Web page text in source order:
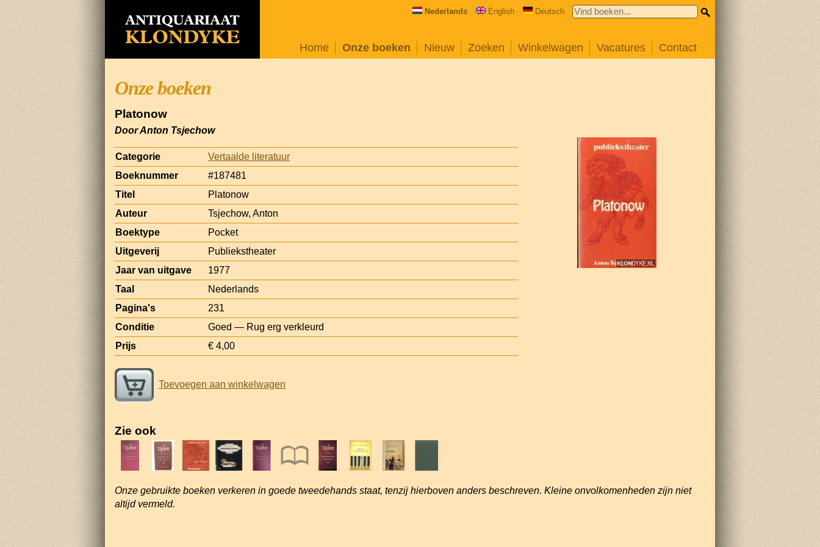
Nederlands English Deutsch
Home Onze boeken Nieuw Zoeken Winkelwagen Vacatures Contact
Onze boeken
Platonow
Door Anton Tsjechow
Categorie
Vertaalde literatuur
Boeknummer
#187481
Titel
Platonow
Auteur
Tsjechow, Anton
Boektype
Pocket
Uitgeverij
Publiekstheater
Jaar van uitgave
1977
Taal
Nederlands
Pagina's
231
Conditie
Goed — Rug erg verkleurd
Prijs
€ 4,00
Toevoegen aan winkelwagen
Zie ook
Onze gebruikte boeken verkeren in goede tweedehands staat, tenzij hierboven anders beschreven. Kleine onvolkomenheden zijn niet
altijd vermeld.